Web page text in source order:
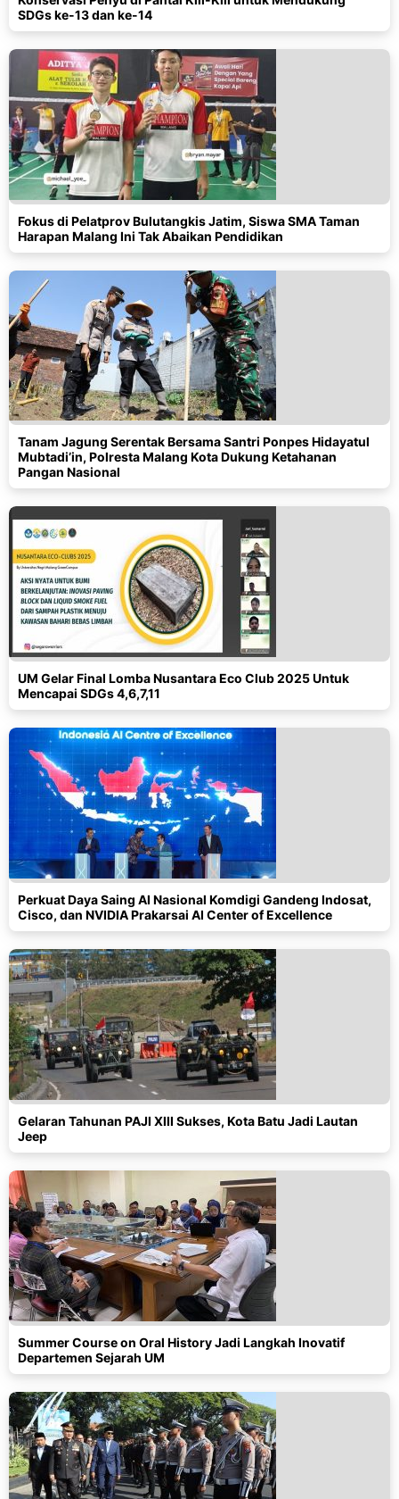
SDGs ke-13 dan ke-14
Fokus di Pelatprov Bulutangkis Jatim, Siswa SMA Taman
Harapan Malang Ini Tak Abaikan Pendidikan
Tanam Jagung Serentak Bersama Santri Ponpes Hidayatul
Mubtadi’in, Polresta Malang Kota Dukung Ketahanan
Pangan Nasional
UM Gelar Final Lomba Nusantara Eco Club 2025 Untuk
Mencapai SDGs 4,6,7,11
Perkuat Daya Saing AI Nasional Komdigi Gandeng Indosat,
Cisco, dan NVIDIA Prakarsai AI Center of Excellence
Gelaran Tahunan PAJI XIII Sukses, Kota Batu Jadi Lautan
Jeep
Summer Course on Oral History Jadi Langkah Inovatif
Departemen Sejarah UM